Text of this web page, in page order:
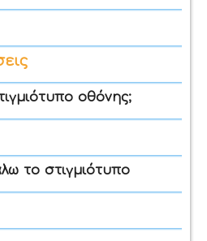
οθόνης;
το στιγμιότυπο